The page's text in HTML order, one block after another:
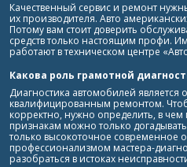
Качественный сервис и ремонт
их производителя. Авто
Потому вам стоит доверить
средств только настоящим профи.
работают в техническом центре
Какова роль грамотной
Диагностика автомобилей
квалифицированным ремонтом.
корректно, нужно определить, в
признакам можно только
только высокоточное современное
профессионализмом мастера-
разобраться в истоках